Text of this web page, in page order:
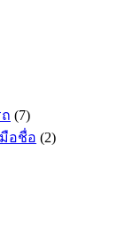
(7)
อชื่อ (2)